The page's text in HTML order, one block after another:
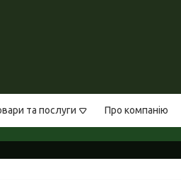
та послуги Про компанію